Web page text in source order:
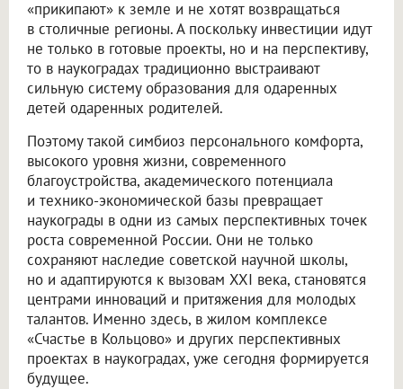
«прикипают» к земле и не хотят возвращаться
в столичные регионы. А поскольку инвестиции идут
не только в готовые проекты, но и на перспективу,
то в наукоградах традиционно выстраивают
сильную систему образования для одаренных
детей одаренных родителей.
Поэтому такой симбиоз персонального комфорта,
высокого уровня жизни, современного
благоустройства, академического потенциала
и технико-экономической базы превращает
наукограды в одни из самых перспективных точек
роста современной России. Они не только
сохраняют наследие советской научной школы,
но и адаптируются к вызовам XXI века, становятся
центрами инноваций и притяжения для молодых
талантов. Именно здесь, в жилом комплексе
«Счастье в Кольцово» и других перспективных
проектах в наукоградах, уже сегодня формируется
будущее.